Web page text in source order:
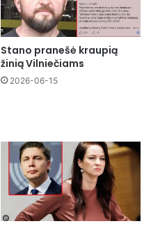
Stano pranešė kraupią
žinią Vilniečiams
2026-06-15